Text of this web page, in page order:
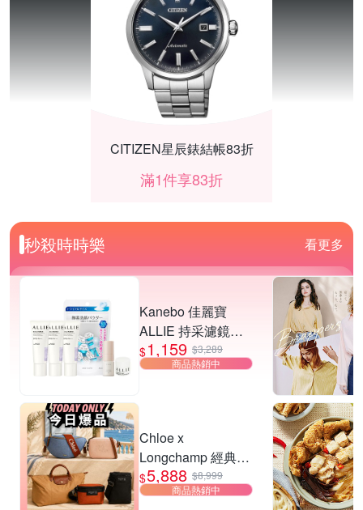
CITIZEN星辰錶結帳83折
滿1件享83折
滿$999享89折
秒殺時時樂 看更多
Kanebo 佳麗寶
ALLIE 持采濾鏡調
色UV防曬乳 40g (3
入團購組) (3款任
$1,159 $3,289
商品熱銷中
Chloe x
Longchamp 經典包
款均一價$5888
$5,888 $8,999
商品熱銷中